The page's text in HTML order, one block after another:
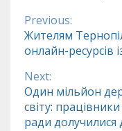
Continue
Reading
Previous:
Жителям
онлайн-ресурсів
Next:
Один мільйон
світу:
ради долучилися